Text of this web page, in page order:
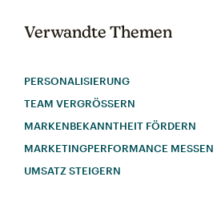
Verwandte Themen
PERSONALISIERUNG
TEAM VERGRÖSSERN
MARKENBEKANNTHEIT FÖRDERN
MARKETINGPERFORMANCE MESSEN
UMSATZ STEIGERN